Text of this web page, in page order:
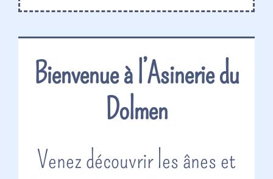
Bienvenue à l’Asinerie du
Dolmen
Venez découvrir les ânes et